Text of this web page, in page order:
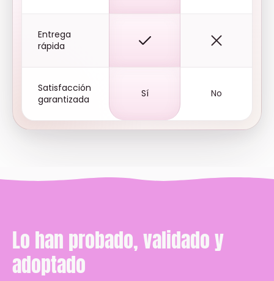
Entrega
rápida
Satisfacción
garantizada
Sí No
Lo han probado, validado y
adoptado